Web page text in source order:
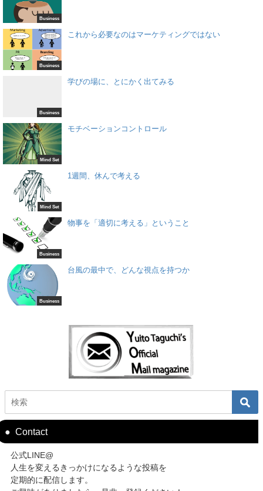
Business
Business
これから必要なのはマーケティングではない
Business
学びの場に、とにかく出てみる
Mind Set
モチベーションコントロール
Mind Set
1週間、休んで考える
Business
物事を「適切に考える」ということ
Business
台風の最中で、どんな視点を持つか
Contact
公式LINE@
人生を変えるきっかけになるような投稿を
定期的に配信します。